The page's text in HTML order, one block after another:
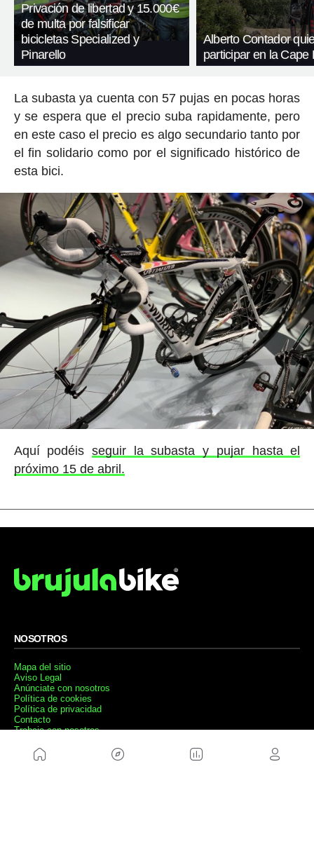
Privación de libertad y 15.000€
de multa por falsificar
bicicletas Specialized y
Pinarello
Alberto Contador
participar en la Cape
La subasta ya cuenta con 57 pujas en pocas horas
y se espera que el precio suba rapidamente, pero
en este caso el precio es algo secundario tanto por
el fin solidario como por el significado histórico de
esta bici.
Aquí podéisseguir la subasta y pujar hasta el
próximo 15 de abril.
NOSOTROS
Mapa del sitio
Aviso Legal
Anúnciate con nosotros
Política de cookies
Política de privacidad
Contacto
Trabaja con nosotros
WEBS AMIGAS